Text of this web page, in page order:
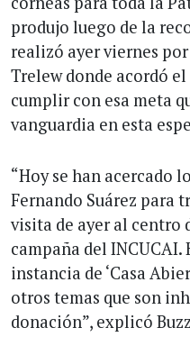
produjo luego de la
realizó ayer viernes
Trelew donde acordó
cumplir con esa meta
vanguardia en esta
“Hoy se han acercado
Fernando Suárez para
visita de ayer al centro
campaña del INCUCAI.
instancia de ‘Casa
otros temas que son
donación”, explicó